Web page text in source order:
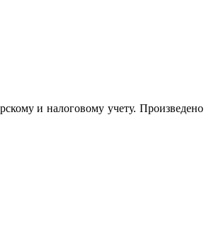
и налоговому учету. Произведено